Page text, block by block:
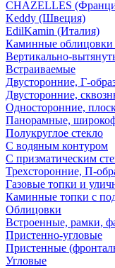
CHAZELLES
Keddy (Швеция)
EdilKamin (Италия)
Каминные облицовки
Вертикально-
Встраиваемые
Двусторонние, Г-
Двусторонние,
Односторонние,
Панорамные,
Полукруглое стекло
С водяным контуром
С призматическим
Трехсторонние, П-
Газовые топки и
Каминные топки с
Облицовки
Встроенные, рамки,
Пристенно-угловые
Пристенные
Угловые